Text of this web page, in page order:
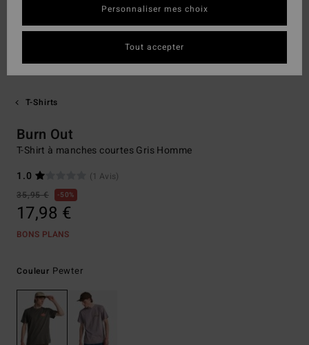
T-Shirts
Burn Out
T-Shirt à manches courtes Gris Homme
1.0
(1 Avis)
35,95 €
50%
17,98 €
BONS PLANS
Couleur Pewter
Personnaliser mes choix
Tout accepter